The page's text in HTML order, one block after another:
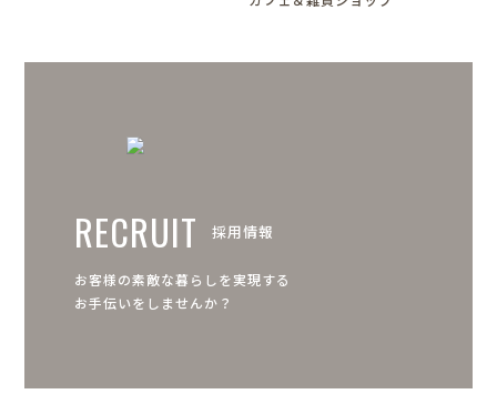
RECRUIT 採用情報
お客様の素敵な暮らしを実現する
お手伝いをしませんか？